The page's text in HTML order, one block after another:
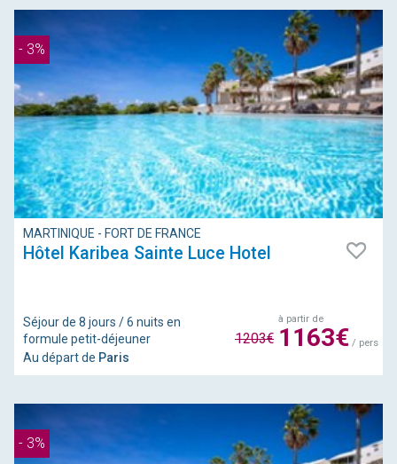
- 3%
MARTINIQUE - FORT DE FRANCE
Hôtel Karibea Sainte Luce Hotel
Séjour de 8 jours / 6 nuits en
formule petit-déjeuner
Au départ de Paris
à partir de
1163€/ pers
1203€
- 3%